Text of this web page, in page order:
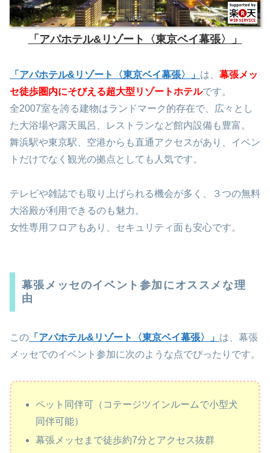
「アパホテル&リゾート〈東京ベイ幕張〉」
「アパホテル&リゾート〈東京ベイ幕張〉」 は、 幕張メッ
セ徒歩圏内にそびえる超大型リゾートホテルです。
全2007室を誇る建物はランドマーク的存在で、広々とし
た大浴場や露天風呂、レストランなど館内設備も豊富。
舞浜駅や東京駅、空港からも直通アクセスがあり、イベン
トだけでなく観光の拠点としても人気です。
テレビや雑誌でも取り上げられる機会が多く、３つの無料
大浴殿が利用できるのも魅力。
女性専用フロアもあり、セキュリティ面も安心です。
幕張メッセのイベント参加にオススメな理
由
この 「アパホテル&リゾート〈東京ベイ幕張〉」 は、幕張
メッセでのイベント参加に次のような点でぴったりです。
ペット同伴可（コテージツインルームで小型犬
同伴可能）
幕張メッセまで徒歩約7分とアクセス抜群